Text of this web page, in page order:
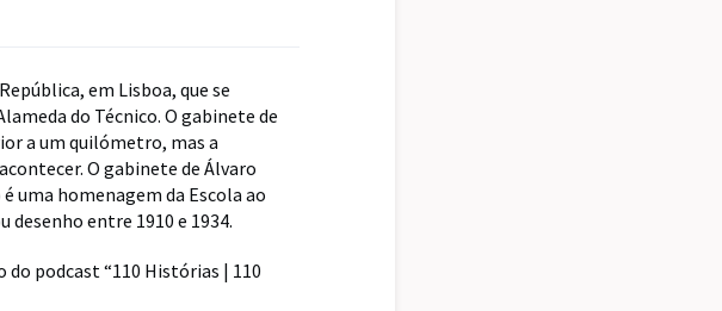
em Lisboa, que se
do Técnico. O gabinete de
a um quilómetro, mas a
O gabinete de Álvaro
uma homenagem da Escola ao
entre 1910 e 1934.
do podcast “110 Histórias | 110